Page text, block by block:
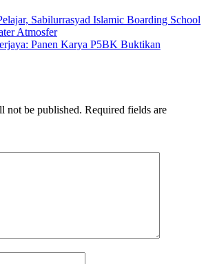
Sabilurrasyad Islamic Boarding School
Atmosfer
Panen Karya P5BK Buktikan
not be published. Required fields are